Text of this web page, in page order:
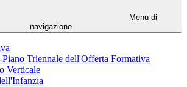
Menu di
navigazione
Piano Triennale dell'Offerta Formativa
Verticale